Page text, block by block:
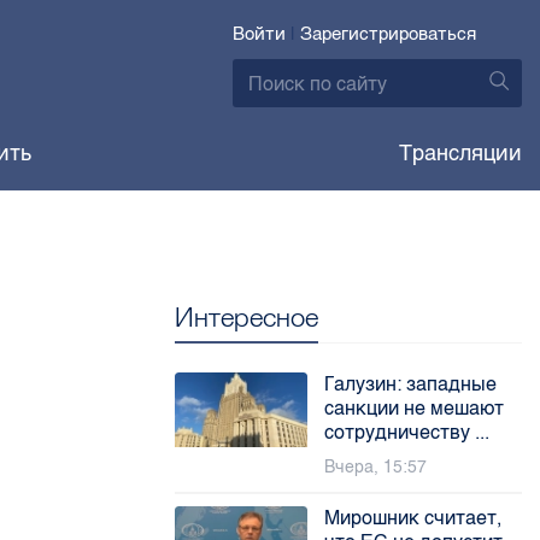
Войти | Зарегистрироваться
Трансляции
Интересное
Галузин: западные
санкции не мешают
сотрудничеству ...
Вчера, 15:57
Мирошник считает,